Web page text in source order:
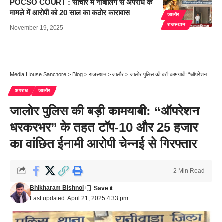
जालौर
राजस्थान
POCSO COURT : सांचौर में नाबालिग से अपराध के
मामले में आरोपी को 20 साल का कठोर कारावास
November 19, 2025
Media House Sanchore > Blog > राजस्थान> जालौर > जालोर पुलिस की बड़ी कामयाबी: “ऑपरेशन धरकरभर” के तहत टॉप-10 और 25 हजार का वांछित ईनामी आरोपी चेन्नई से गिरफ्तार
अपराध जालौर
जालोर पुलिस की बड़ी कामयाबी: “ऑपरेशन
धरकरभर” के तहत टॉप-10 और 25 हजार
का वांछित ईनामी आरोपी चेन्नई से गिरफ्तार
Last updated: April 21, 2025 4:33 pm
Bhikharam Bishnoi
2 Min Read